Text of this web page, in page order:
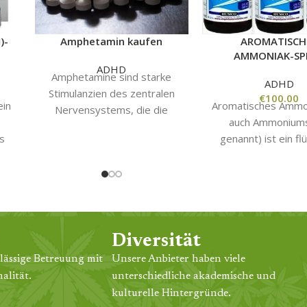
Amphetamin kaufen
ADHD
Amphetamine sind starke
Stimulanzien des zentralen
Nervensystems, die die
verschriebene Amphetamine
während illegale
Amphetamine stark abhängig
machen und aufgrund ihrer
euphorisierenden Wirkung
AMMONIAK-
ADHD
€100.00
Aromatisches
auch
genannt) ist ein
benommen
Einatmen der
riechenden Dämpfe
Nasenschleimhaut
und stimuliert
Betreuung mit
Diversität
Unsere Anbieter haben viele
unterschiedliche akademische und
kulturelle Hintergründe.